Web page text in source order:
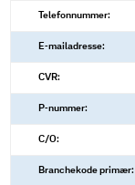
Telefonnummer:
E-mailadresse:
CVR:
P-nummer:
C/O:
Branchekode primær: